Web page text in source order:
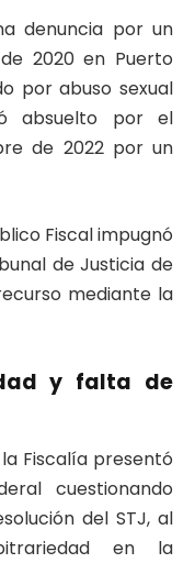
denuncia por un
2020 en Puerto
por abuso sexual
absuelto por el
de 2022 por un
Fiscal impugnó
de Justicia de
mediante la
y falta de
Fiscalía presentó
cuestionando
del STJ, al
en la